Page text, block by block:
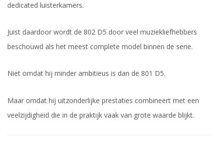
dedicated luisterkamers.
Juist daardoor wordt de 802 D5 door veel muziekliefhebbers
beschouwd als het meest complete model binnen de serie.
Niet omdat hij minder ambitieus is dan de 801 D5.
Maar omdat hij uitzonderlijke prestaties combineert met een
veelzijdigheid die in de praktijk vaak van grote waarde blijkt.